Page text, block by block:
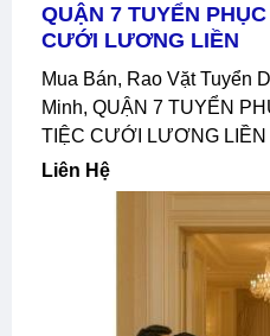
QUẬN 7 TUYỂN
CƯỚI LƯƠNG LIỀN
Mua Bán, Rao Vặt Tuyển Dụng Quận 7 Hồ Chí
Minh, QUẬN 7 TUYỂN
TIỆC CƯỚI LƯƠNG LIỀN
Liên Hệ